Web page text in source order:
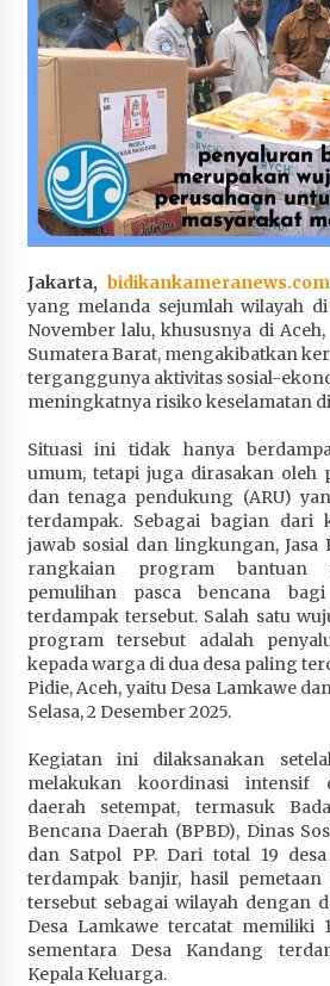
Penurunan Stunting di Sumbawa
1 bulan ago
Wabup Ansori Apresiasi Rekomendasi
Pandangan Fraksi – Fraksi DPRD
1 bulan ago
Bupati Sumbawa Lepas 487 Atlet dari
Cabor yang Akan Berjuang pada
NTB 2026
1 bulan ago
BAZNAS Kabupaten Sumbawa Salurkan
Program 100 Mustahik Per Desa di
Santong
1 bulan ago
Dosen UTS Siap Kembangkan Inovasi
Pelatihan PDPP 2026 Bali
1 bulan ago
Terapkan “Polantas Menyapa”,
Sumbawa Berupaya Wujudkan
Kepolisian yang Profesional
1 bulan ago
Capaian Program Pemerintah Kabupaten
Sumbawa Terus Dirasakan Masyarakat
Jakarta,bidikankameranews.com
yang melanda sejumlah wilayah
November lalu, khususnya di
Sumatera Barat, mengakibatkan
terganggunya aktivitas sosial-
meningkatnya risiko keselamatan
Situasi ini tidak hanya
umum, tetapi juga dirasakan oleh
dan tenaga pendukung (ARU)
terdampak. Sebagai bagian dari
jawab sosial dan lingkungan, Jasa
rangkaian program bantuan
pemulihan pasca bencana
terdampak tersebut. Salah satu
program tersebut adalah
kepada warga di dua desa paling
Pidie, Aceh, yaitu Desa Lamkawe
Selasa, 2 Desember 2025.
Kegiatan ini dilaksanakan
melakukan koordinasi intensif
daerah setempat, termasuk
Bencana Daerah (BPBD), Dinas
dan Satpol PP. Dari total 19
terdampak banjir, hasil
tersebut sebagai wilayah dengan
Desa Lamkawe tercatat memiliki
sementara Desa Kandang
Kepala Keluarga.